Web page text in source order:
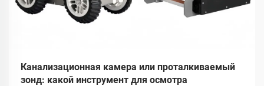
Канализационная камера или проталкиваемый
зонд: какой инструмент для осмотра